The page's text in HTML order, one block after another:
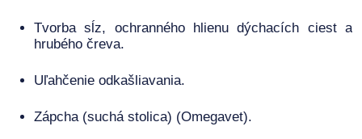
Tvorba sĺz, ochranného hlienu dýchacích ciest a
hrubého čreva.
Uľahčenie odkašliavania.
Zápcha (suchá stolica) (Omegavet).